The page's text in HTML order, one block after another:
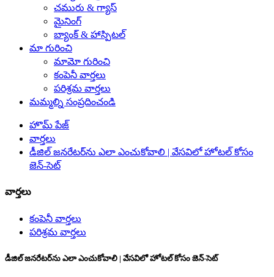
చమురు & గ్యాస్
మైనింగ్
బ్యాంక్ & హాస్పిటల్
మా గురించి
మామో గురించి
కంపెనీ వార్తలు
పరిశ్రమ వార్తలు
మమ్మల్ని సంప్రదించండి
హొమ్ పేజ్
వార్తలు
డీజిల్ జనరేటర్‌ను ఎలా ఎంచుకోవాలి | వేసవిలో హోటల్ కోసం
జెన్-సెట్
వార్తలు
కంపెనీ వార్తలు
పరిశ్రమ వార్తలు
డీజిల్ జనరేటర్‌ను ఎలా ఎంచుకోవాలి | వేసవిలో హోటల్ కోసం జెన్-సెట్